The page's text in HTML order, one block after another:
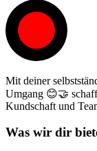
Mit deiner
Umgang 😊🤝
Kundschaft und
Was wir dir